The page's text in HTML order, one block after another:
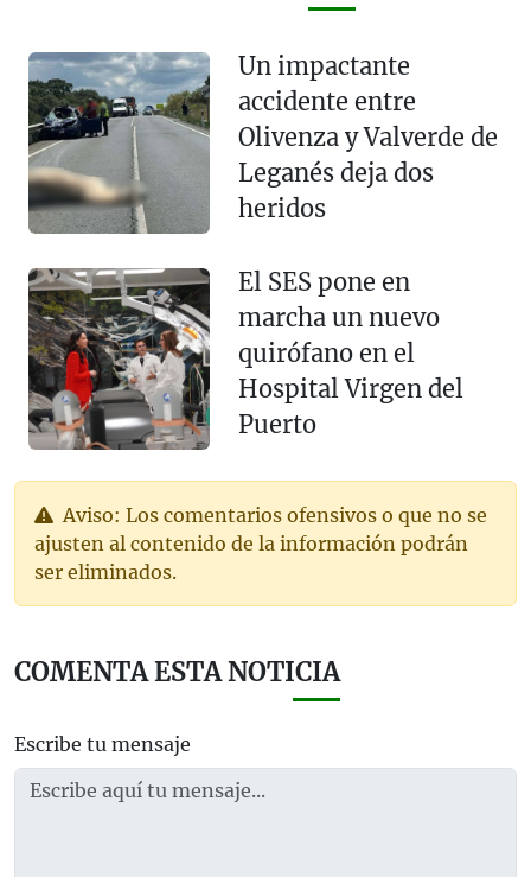
Un impactante
accidente entre
Olivenza y Valverde de
Leganés deja dos
heridos
El SES pone en
marcha un nuevo
quirófano en el
Hospital Virgen del
Puerto
Aviso: Los comentarios ofensivos o que no se
ajusten al contenido de la información podrán
ser eliminados.
COMENTA ESTA NOTICIA
Escribe tu mensaje